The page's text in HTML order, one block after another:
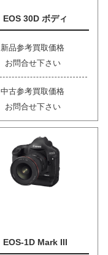
EOS 30D ボディ
新品参考買取価格
お問合せ下さい
中古参考買取価格
お問合せ下さい
EOS-1D Mark III